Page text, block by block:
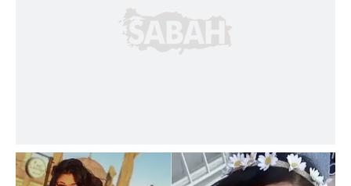
kullanılmaktadır. Bu çerezler vasıtasıyla çeşitli kişisel
verileriniz işlenmekte olup gerekli olan çerezler bilgi
toplumu hizmetlerinin sunulması amacıyla
Çerezlere ilişkin tercihlerinizi aşağıda yer alan panel
vasıtasıyla belirleyebilirsiniz. Çerezlere ilişkin detaylı bilgi